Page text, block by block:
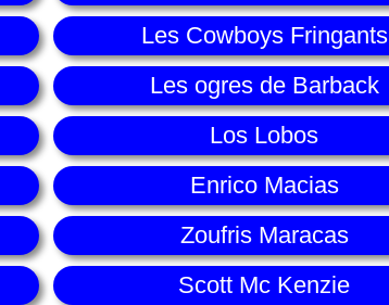
Les Cowboys Fringants
Les ogres de Barback
Los Lobos
Enrico Macias
Zoufris Maracas
Scott Mc Kenzie